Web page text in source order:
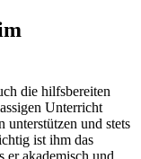
die hilfsbereiten
Unterricht
unterstützen und stets
ist ihm das